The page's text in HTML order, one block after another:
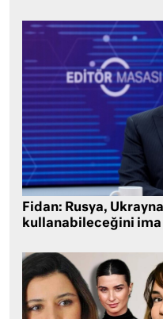
Fidan: Rusya,
kullanabileceğini